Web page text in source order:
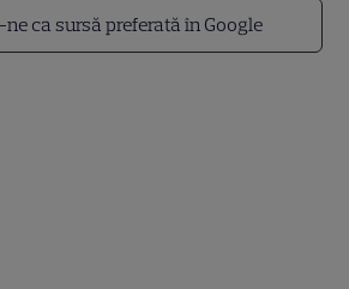
ca sursă preferată în Google